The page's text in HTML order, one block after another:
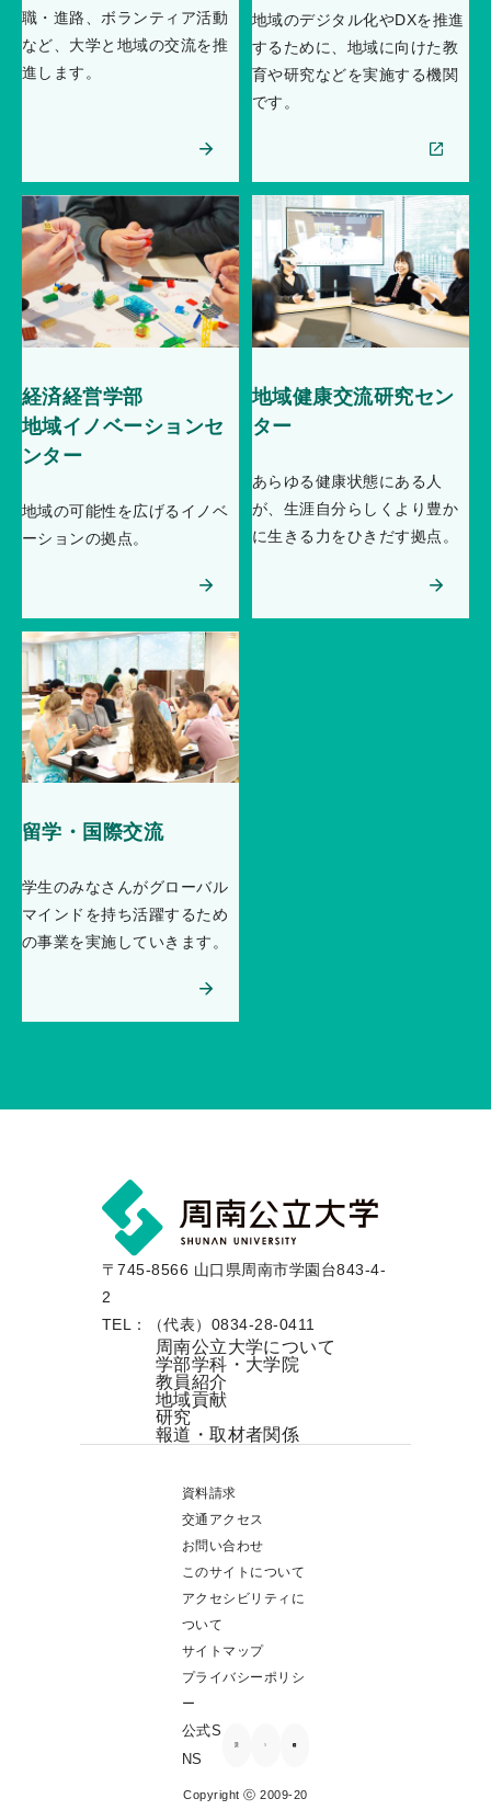
職・進路、ボランティア活動
など、大学と地域の交流を推
進します。
地域のデジタル化やDXを推進
するために、地域に向けた教
育や研究などを実施する機関
です。
経済経営学部
地域イノベーションセ
ンター
地域の可能性を広げるイノベ
ーションの拠点。
地域健康交流研究セン
ター
あらゆる健康状態にある人
が、生涯自分らしくより豊か
に生きる力をひきだす拠点。
留学・国際交流
学生のみなさんがグローバル
マインドを持ち活躍するため
の事業を実施していきます。
〒745-8566 山口県周南市学園台843-4-
2
TEL：（代表）0834-28-0411
周南公立大学について
学部学科・大学院
教員紹介
地域貢献
研究
報道・取材者関係
資料請求
交通アクセス
お問い合わせ
このサイトについて
アクセシビリティに
ついて
サイトマップ
プライバシーポリシ
ー
公式S
NS
Copyright ⓒ 2009-20